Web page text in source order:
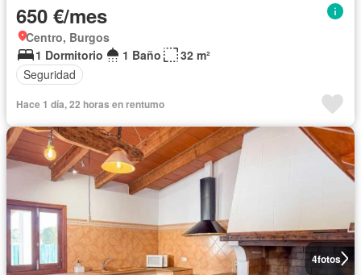
650 €/mes
Centro, Burgos
1 Dormitorio
1 Baño
32 m²
Seguridad
Hace 1 día, 22 horas en rentumo
4fotos